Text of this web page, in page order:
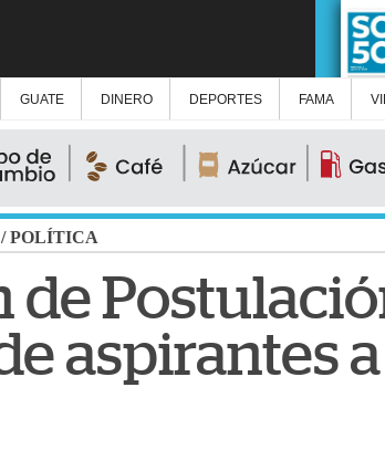
GUATE DINERO DEPORTES FAMA
/POLÍTICA
de
aspirantes